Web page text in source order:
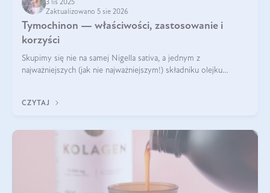
3 lis 2025
Zaktualizowano 5 sie 2026
Tymochinon — właściwości, zastosowanie i
korzyści
Skupimy się nie na samej Nigella sativa, a jednym z
najważniejszych (jak nie najważniejszym!) składniku olejku
CZYTAJ